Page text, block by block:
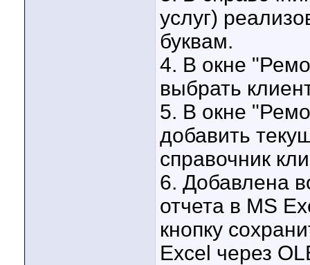
услуг)
буквам.
4. В окне
выбрать
5. В окне
добавить
справочник
6. Добавлена
отчета в MS
кнопку
Excel через